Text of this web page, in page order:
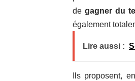
de gagner du
également
Lire aussi :
Ils proposent,